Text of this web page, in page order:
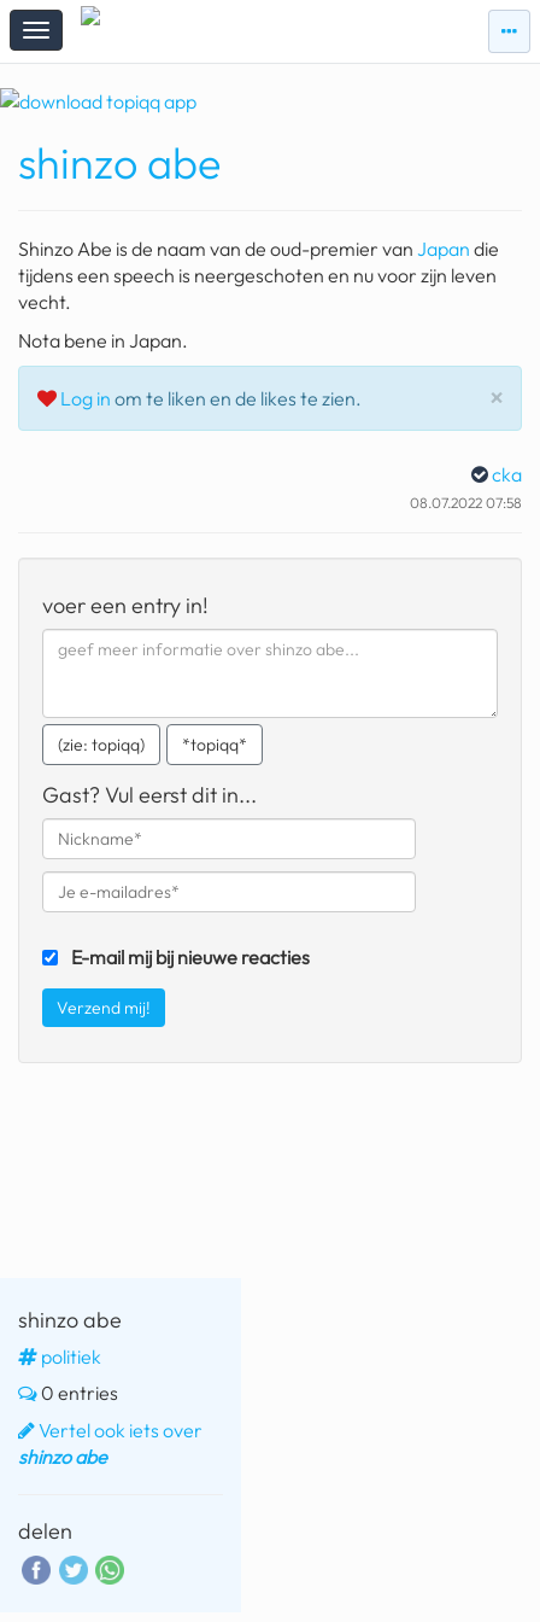
zie
topiqqs
zie
#vandaag
Topiqqs Reacties
ark van noach
fomo
21.4 procent btw
geochelone yniphora
wibra
blokker
it really whips the llama s
ass
chinese automerken
boring phone
dunkin donuts
ryanair
dpd
armand duplantis
duitsland
chevrolet mohawk
shinzo abe
Shinzo Abe is de naam van de oud-premier van Japan die
tijdens een speech is neergeschoten en nu voor zijn leven
vecht.
Nota bene in Japan.
×
Log in om te liken en de likes te zien.
cka
08.07.2022 07:58
voer een entry in!
(zie: topiqq) *topiqq*
Gast? Vul eerst dit in...
E-mail mij bij nieuwe reacties
shinzo abe
politiek
0 entries
Vertel ook iets over
shinzo abe
delen